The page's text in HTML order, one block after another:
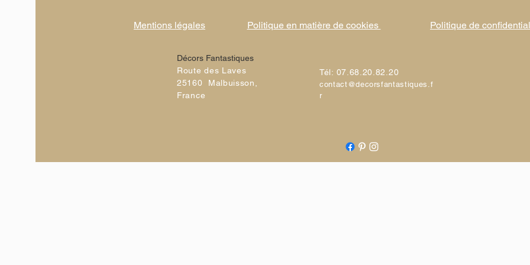
Mentions légales Politique en matière de cookies Politique de
Décors Fantastiques
Route des Laves
25160 Malbuisson,
France
Tél: 07.68.20.82.20
contact@decorsfantastiques.f
r